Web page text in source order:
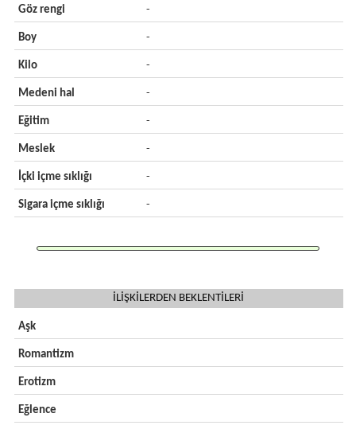
Göz rengi -
Boy -
Kilo -
Medeni hal -
Eğitim -
Meslek -
İçki içme sıklığı -
Sigara içme sıklığı -
İLİŞKİLERDEN BEKLENTİLERİ
Aşk
Romantizm
Erotizm
Eğlence